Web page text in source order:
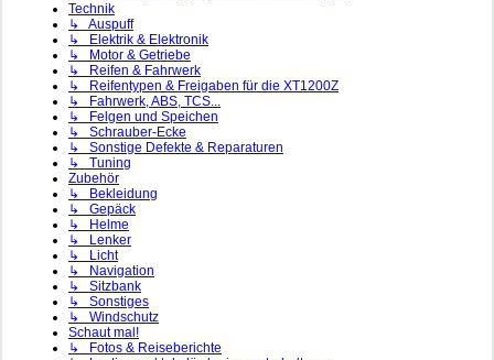
Technik
↳ Auspuff
↳ Elektrik & Elektronik
↳ Motor & Getriebe
↳ Reifen & Fahrwerk
↳ Reifentypen & Freigaben für die XT1200Z
↳ Fahrwerk, ABS, TCS...
↳ Felgen und Speichen
↳ Schrauber-Ecke
↳ Sonstige Defekte & Reparaturen
↳ Tuning
Zubehör
↳ Bekleidung
↳ Gepäck
↳ Helme
↳ Lenker
↳ Licht
↳ Navigation
↳ Sitzbank
↳ Sonstiges
↳ Windschutz
Schaut mal!
↳ Fotos & Reiseberichte